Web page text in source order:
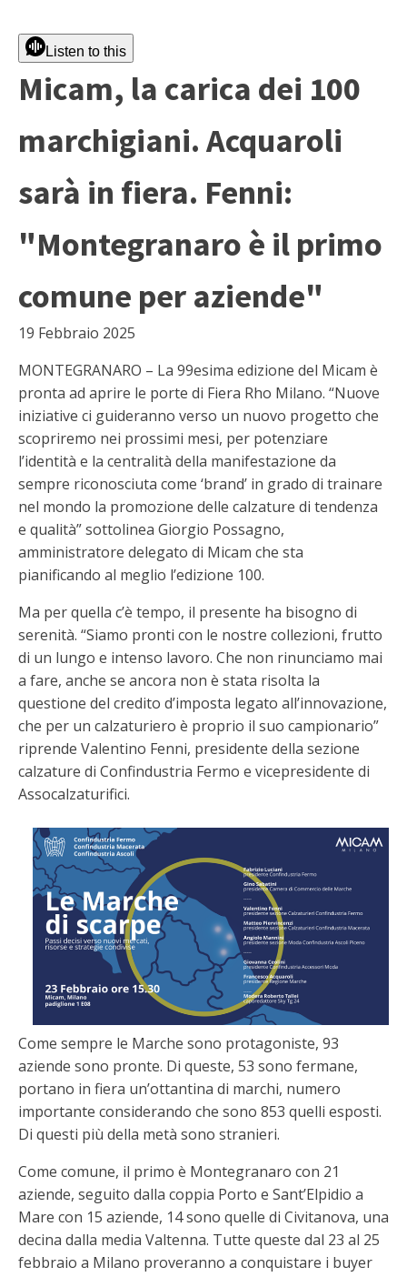
Listen to this
Micam, la carica dei 100
marchigiani. Acquaroli
sarà in fiera. Fenni:
"Montegranaro è il primo
comune per aziende"
19 Febbraio 2025
MONTEGRANARO – La 99esima edizione del Micam è
pronta ad aprire le porte di Fiera Rho Milano. “Nuove
iniziative ci guideranno verso un nuovo progetto che
scopriremo nei prossimi mesi, per potenziare
l’identità e la centralità della manifestazione da
sempre riconosciuta come ‘brand’ in grado di trainare
nel mondo la promozione delle calzature di tendenza
e qualità” sottolinea Giorgio Possagno,
amministratore delegato di Micam che sta
pianificando al meglio l’edizione 100.
Ma per quella c’è tempo, il presente ha bisogno di
serenità. “Siamo pronti con le nostre collezioni, frutto
di un lungo e intenso lavoro. Che non rinunciamo mai
a fare, anche se ancora non è stata risolta la
questione del credito d’imposta legato all’innovazione,
che per un calzaturiero è proprio il suo campionario”
riprende Valentino Fenni, presidente della sezione
calzature di Confindustria Fermo e vicepresidente di
Assocalzaturifici.
Come sempre le Marche sono protagoniste, 93
aziende sono pronte. Di queste, 53 sono fermane,
portano in fiera un’ottantina di marchi, numero
importante considerando che sono 853 quelli esposti.
Di questi più della metà sono stranieri.
Come comune, il primo è Montegranaro con 21
aziende, seguito dalla coppia Porto e Sant’Elpidio a
Mare con 15 aziende, 14 sono quelle di Civitanova, una
decina dalla media Valtenna. Tutte queste dal 23 al 25
febbraio a Milano proveranno a conquistare i buyer